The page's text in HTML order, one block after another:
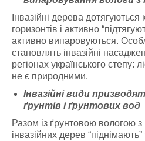
Інвазійні дерева
горизонтів і активно
активно випаровуються.
становлять інвазійні
регіонах українського степу:
не є природними.
Інвазійні види
ґрунтів і ґрунтових вод
Разом із ґрунтовою вологою
інвазійних дерев